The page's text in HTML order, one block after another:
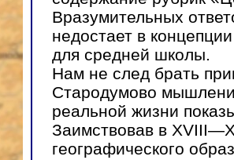
Вразумительных
недостает в
для средней школы.
Нам не след брать
Стародумово
реальной жизни
Заимствовав в
географического